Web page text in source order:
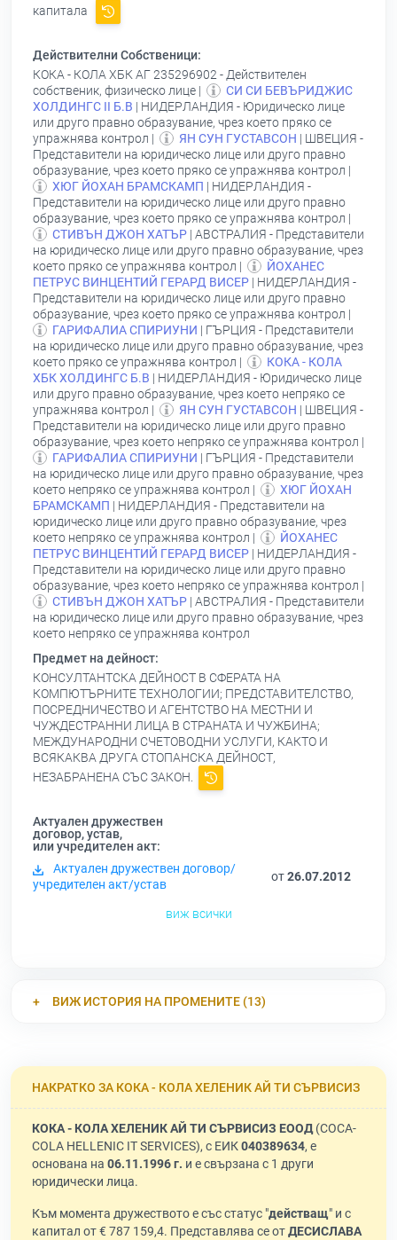
капитала
Действителни Собственици:
КОКА - КОЛА ХБК АГ 235296902- Действителен
собственик, физическо лице |
СИ СИ БЕВЪРИДЖИС
ХОЛДИНГС II Б.В | НИДЕРЛАНДИЯ - Юридическо лице
или друго правно образувание, чрез което пряко се
упражнява контрол |
ЯН СУН ГУСТАВСОН | ШВЕЦИЯ -
Представители на юридическо лице или друго правно
образувание, чрез което пряко се упражнява контрол |
ХЮГ ЙОХАН БРАМСКАМП | НИДЕРЛАНДИЯ -
Представители на юридическо лице или друго правно
образувание, чрез което пряко се упражнява контрол |
СТИВЪН ДЖОН ХАТЪР | АВСТРАЛИЯ - Представители
на юридическо лице или друго правно образувание, чрез
което пряко се упражнява контрол |
ЙОХАНЕС
ПЕТРУС ВИНЦЕНТИЙ ГЕРАРД ВИСЕР | НИДЕРЛАНДИЯ -
Представители на юридическо лице или друго правно
образувание, чрез което пряко се упражнява контрол |
ГАРИФАЛИА СПИРИУНИ | ГЪРЦИЯ - Представители
на юридическо лице или друго правно образувание, чрез
което пряко се упражнява контрол |
КОКА - КОЛА
ХБК ХОЛДИНГС Б.В | НИДЕРЛАНДИЯ - Юридическо лице
или друго правно образувание, чрез което непряко се
упражнява контрол |
ЯН СУН ГУСТАВСОН | ШВЕЦИЯ -
Представители на юридическо лице или друго правно
образувание, чрез което непряко се упражнява контрол |
ГАРИФАЛИА СПИРИУНИ | ГЪРЦИЯ - Представители
на юридическо лице или друго правно образувание, чрез
което непряко се упражнява контрол |
ХЮГ ЙОХАН
БРАМСКАМП | НИДЕРЛАНДИЯ - Представители на
юридическо лице или друго правно образувание, чрез
което непряко се упражнява контрол |
ЙОХАНЕС
ПЕТРУС ВИНЦЕНТИЙ ГЕРАРД ВИСЕР | НИДЕРЛАНДИЯ -
Представители на юридическо лице или друго правно
образувание, чрез което непряко се упражнява контрол |
СТИВЪН ДЖОН ХАТЪР | АВСТРАЛИЯ - Представители
на юридическо лице или друго правно образувание, чрез
което непряко се упражнява контрол
Предмет на дейност:
КОНСУЛТАНТСКА ДЕЙНОСТ В СФЕРАТА НА
КОМПЮТЪРНИТЕ ТЕХНОЛОГИИ; ПРЕДСТАВИТЕЛСТВО,
ПОСРЕДНИЧЕСТВО И АГЕНТСТВО НА МЕСТНИ И
ЧУЖДЕСТРАННИ ЛИЦА В СТРАНАТА И ЧУЖБИНА;
МЕЖДУНАРОДНИ СЧЕТОВОДНИ УСЛУГИ, КАКТО И
ВСЯКАКВА ДРУГА СТОПАНСКА ДЕЙНОСТ,
НЕЗАБРАНЕНА СЪС ЗАКОН.
Актуален дружествен
договор, устав,
или учредителен акт:
Актуален дружествен договор/
учредителен акт/устав
от26.07.2012
виж всички
ВИЖ ИСТОРИЯ НА ПРОМЕНИТЕ (13)
НАКРАТКО ЗА КОКА - КОЛА ХЕЛЕНИК АЙ ТИ СЪРВИСИЗ
КОКА - КОЛА ХЕЛЕНИК АЙ ТИ СЪРВИСИЗ ЕООД(COCA-
COLA HELLENIC IT SERVICES), с ЕИК040389634, е
основана на 06.11.1996 г. и е свързана с 1 други
юридически лица.
Към момента дружеството е със статус "действащ" и с
капитал от € 787 159,4. Представлява се отДЕСИСЛАВА